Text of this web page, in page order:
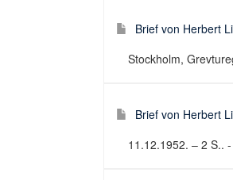
Brief von Herbert
Stockholm,
Brief von Herbert
11.12.1952. – 2 S..